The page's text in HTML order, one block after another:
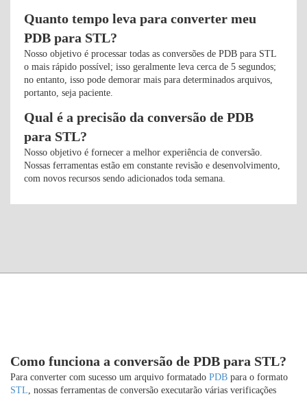
Quanto tempo leva para converter meu
PDB para STL?
Nosso objetivo é processar todas as conversões de PDB para STL
o mais rápido possível; isso geralmente leva cerca de 5 segundos;
no entanto, isso pode demorar mais para determinados arquivos,
portanto, seja paciente.
Qual é a precisão da conversão de PDB
para STL?
Nosso objetivo é fornecer a melhor experiência de conversão.
Nossas ferramentas estão em constante revisão e desenvolvimento,
com novos recursos sendo adicionados toda semana.
Como funciona a conversão de PDB para STL?
Para converter com sucesso um arquivo formatado PDB para o formato
STL, nossas ferramentas de conversão executarão várias verificações